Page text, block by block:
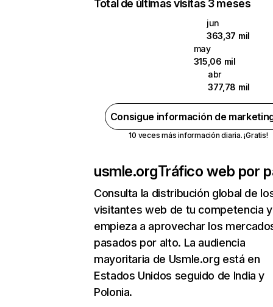
Total de últimas visitas 3 meses
jun
363,37 mil
may
315,06 mil
abr
377,78 mil
Consigue información de
10 veces más información diaria. ¡Gratis!
usmle.orgTráfico web por
Consulta la distribución global de
visitantes web de tu competencia y
empieza a aprovechar los
pasados por alto. La audiencia
mayoritaria de Usmle.org está en
Estados Unidos seguido de India y
Polonia.